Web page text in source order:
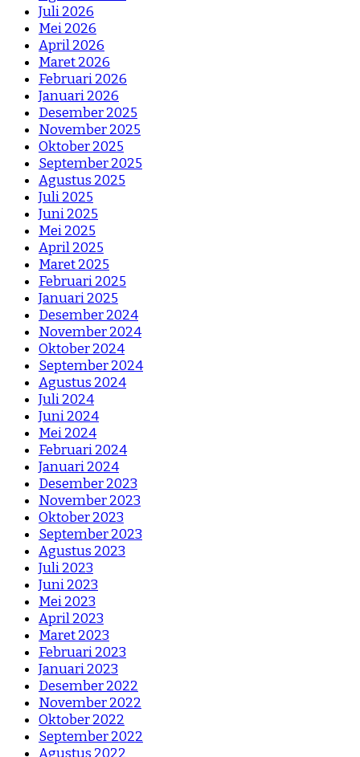
Juli 2026
Mei 2026
April 2026
Maret 2026
Februari 2026
Januari 2026
Desember 2025
November 2025
Oktober 2025
September 2025
Agustus 2025
Juli 2025
Juni 2025
Mei 2025
April 2025
Maret 2025
Februari 2025
Januari 2025
Desember 2024
November 2024
Oktober 2024
September 2024
Agustus 2024
Juli 2024
Juni 2024
Mei 2024
Februari 2024
Januari 2024
Desember 2023
November 2023
Oktober 2023
September 2023
Agustus 2023
Juli 2023
Juni 2023
Mei 2023
April 2023
Maret 2023
Februari 2023
Januari 2023
Desember 2022
November 2022
Oktober 2022
September 2022